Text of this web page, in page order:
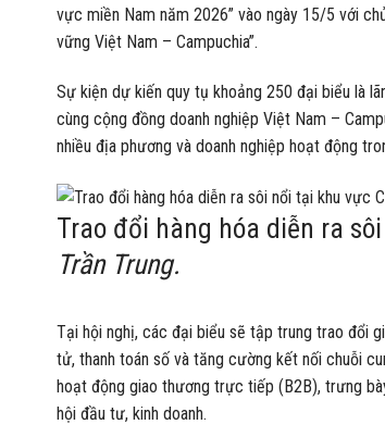
vực miền Nam năm 2026” vào ngày 15/5 với
vững Việt Nam – Campuchia”.
Sự kiện dự kiến quy tụ khoảng 250 đại biểu là
cùng cộng đồng doanh nghiệp Việt Nam –
nhiều địa phương và doanh nghiệp hoạt động
Trao đổi hàng hóa diễn ra
Trần Trung.
Tại hội nghị, các đại biểu sẽ tập trung trao đổi
tử, thanh toán số và tăng cường kết nối chuỗi
hoạt động giao thương trực tiếp (B2B), trưng
hội đầu tư, kinh doanh.